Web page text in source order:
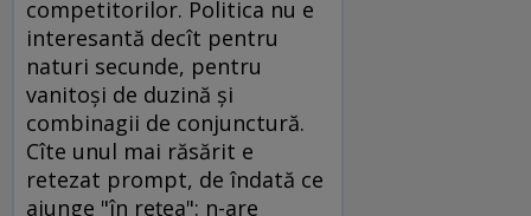
competitorilor. Politica nu e
interesantă decît pentru
naturi secunde, pentru
vanitoşi de duzină şi
combinagii de conjunctură.
Cîte unul mai răsărit e
retezat prompt, de îndată ce
ajunge "în reţea": n-are